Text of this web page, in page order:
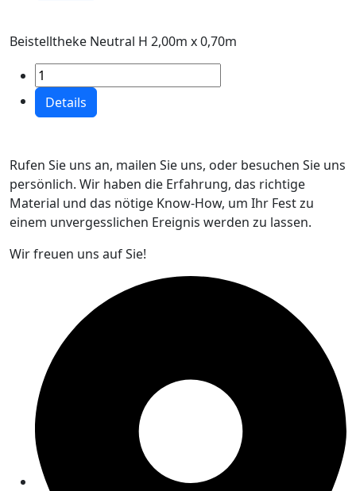
Beistelltheke Neutral H 2,00m x 0,70m
Details
Rufen Sie uns an, mailen Sie uns, oder besuchen Sie uns
persönlich. Wir haben die Erfahrung, das richtige
Material und das nötige Know-How, um Ihr Fest zu
einem unvergesslichen Ereignis werden zu lassen.
Wir freuen uns auf Sie!